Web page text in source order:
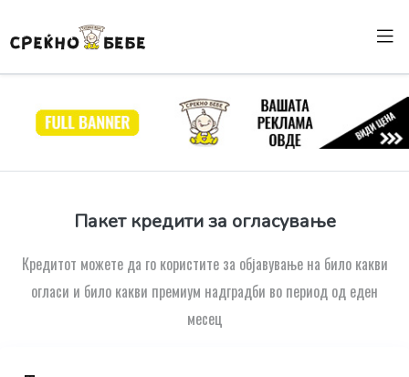
Пакет кредити за огласување
Кредитот можете да го користите за објавување на било какви
огласи и било какви премиум надградби во период од еден
месец